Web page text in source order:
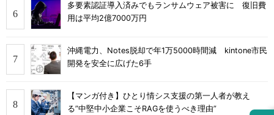
多要素認証導入済みでもランサムウェア被害に 復旧費
用は平均2億7000万円
沖縄電力、Notes脱却で年1万5000時間減 kintone市民
開発を安全に広げた6手
【マンガ付き】ひとり情シス支援の第一人者が教え
る”中堅中小企業こそRAGを使うべき理由”